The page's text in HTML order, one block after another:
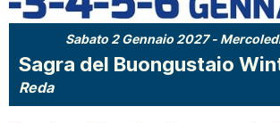
Sabato 2 Gennaio 2027-
Sagra del Buongustaio
Reda